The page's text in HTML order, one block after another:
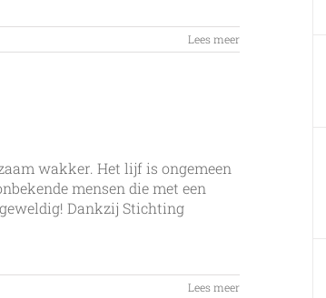
Lees meer
wakker. Het lijf is ongemeen
mensen die met een
Dankzij Stichting
Lees meer